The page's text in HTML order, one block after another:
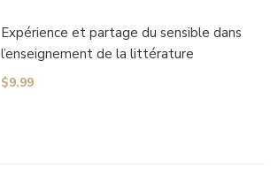
Expérience et partage du sensible dans
l’enseignement de la littérature
$9.99